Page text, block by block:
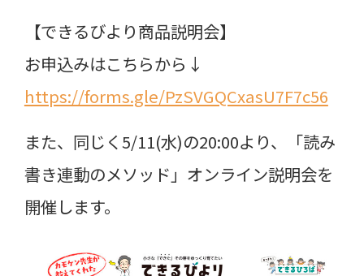
【できるびより商品説明会】
お申込みはこちらから↓
https://forms.gle/PzSVGQCxasU7F7c56
また、同じく5/11(水)の20:00より、「読み
書き連動のメソッド」オンライン説明会を
開催します。